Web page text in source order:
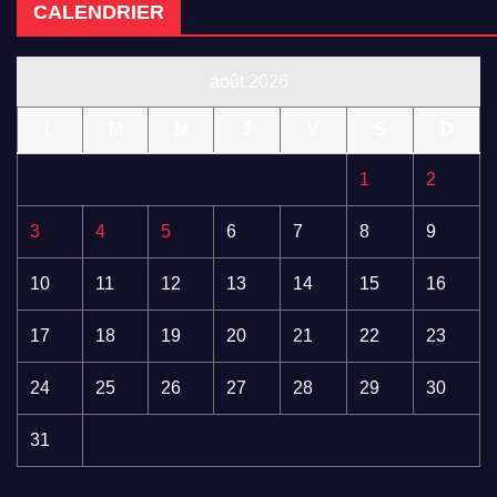
CALENDRIER
1 2
3 4 5 6 7 8 9
10 11 12 13 14 15 16
17 18 19 20 21 22 23
24 25 26 27 28 29 30
31